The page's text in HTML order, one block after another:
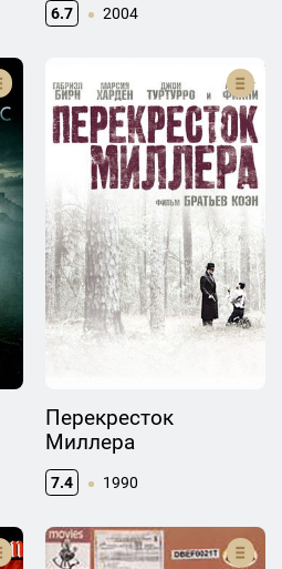
6.7 2004
Перекресток
Миллера
7.4 1990